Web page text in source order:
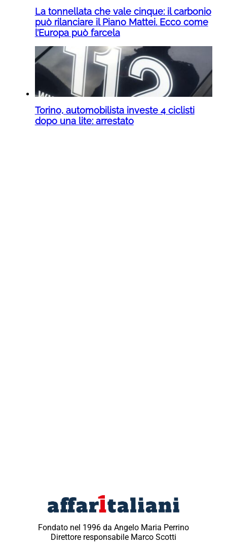
La tonnellata che vale cinque: il carbonio
può rilanciare il Piano Mattei. Ecco come
l’Europa può farcela
Torino, automobilista investe 4 ciclisti
dopo una lite: arrestato
Fondato nel 1996 da Angelo Maria Perrino
Direttore responsabile Marco Scotti